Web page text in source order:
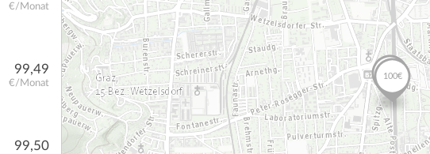
€/Monat
99,49
€/Monat
99,50